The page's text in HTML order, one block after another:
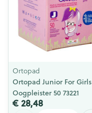
Ortopad
Ortopad Junior For Girls
Oogpleister 50 73221
€ 28,48